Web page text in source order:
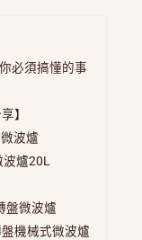
必須搞懂的事
】
波爐
爐20L
盤微波爐
機械式微波爐